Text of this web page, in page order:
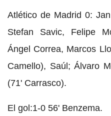
Atlético de Madrid 0:
Stefan Savic, Felipe
Ángel Correa, Marcos
Camello), Saúl; Álvaro
(71' Carrasco).
El gol:1-0 56' Benzema.